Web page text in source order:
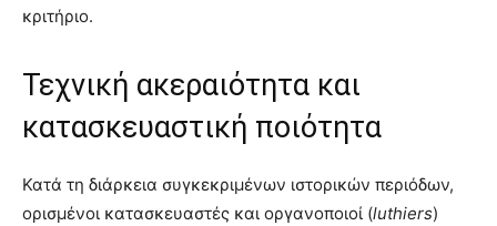
κριτήριο.
Τεχνική ακεραιότητα και
κατασκευαστική ποιότητα
Κατά τη διάρκεια συγκεκριμένων ιστορικών περιόδων,
ορισμένοι κατασκευαστές και οργανοποιοί (luthiers)